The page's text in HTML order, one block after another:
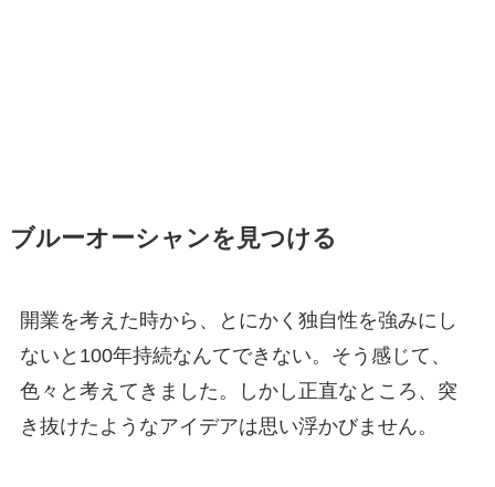
ブルーオーシャンを見つける
開業を考えた時から、とにかく独自性を強みにし
ないと100年持続なんてできない。そう感じて、
色々と考えてきました。しかし正直なところ、突
き抜けたようなアイデアは思い浮かびません。